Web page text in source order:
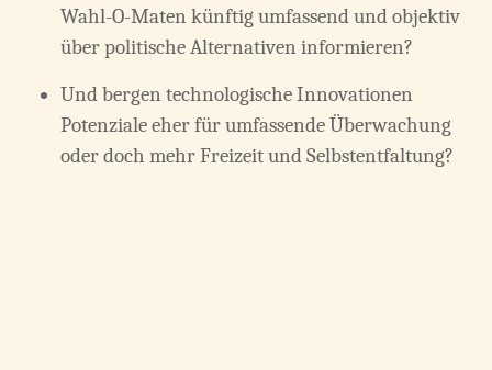
Wahl-O-Maten künftig umfassend und objektiv
über politische Alternativen informieren?
Und bergen technologische Innovationen
Potenziale eher für umfassende Überwachung
oder doch mehr Freizeit und Selbstentfaltung?